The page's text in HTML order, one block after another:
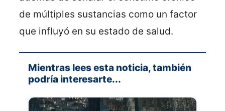
de múltiples sustancias como un factor
que influyó en su estado de salud.
Mientras lees esta noticia, también
podría interesarte...